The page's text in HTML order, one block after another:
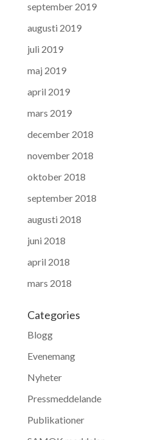
september 2019
augusti 2019
juli 2019
maj 2019
april 2019
mars 2019
december 2018
november 2018
oktober 2018
september 2018
augusti 2018
juni 2018
april 2018
mars 2018
Categories
Blogg
Evenemang
Nyheter
Pressmeddelande
Publikationer